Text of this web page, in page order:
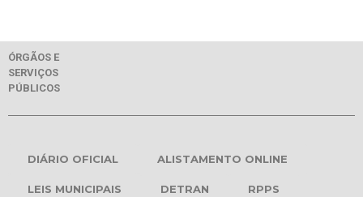
ÓRGÃOS E
SERVIÇOS
PÚBLICOS
DIÁRIO OFICIAL ALISTAMENTO ONLINE
LEIS MUNICIPAIS DETRAN RPPS